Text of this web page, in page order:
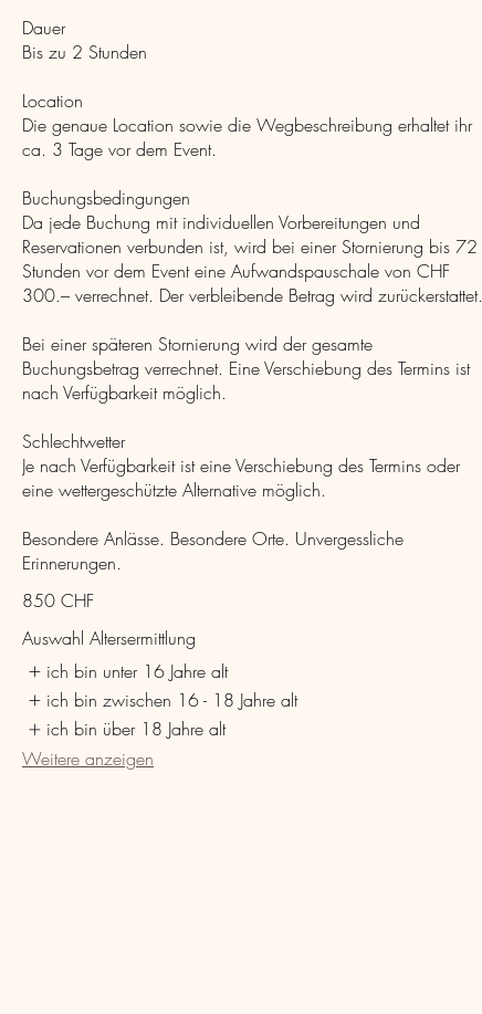
Dauer
Bis zu 2 Stunden
Location
Die genaue Location sowie die Wegbeschreibung erhaltet ihr
ca. 3 Tage vor dem Event.
Buchungsbedingungen
Da jede Buchung mit individuellen Vorbereitungen und
Reservationen verbunden ist, wird bei einer Stornierung bis 72
Stunden vor dem Event eine Aufwandspauschale von CHF
300.– verrechnet. Der verbleibende Betrag wird zurückerstattet.
Bei einer späteren Stornierung wird der gesamte
Buchungsbetrag verrechnet. Eine Verschiebung des Termins ist
nach Verfügbarkeit möglich.
Schlechtwetter
Je nach Verfügbarkeit ist eine Verschiebung des Termins oder
eine wettergeschützte Alternative möglich.
Besondere Anlässe. Besondere Orte. Unvergessliche
Erinnerungen.
850 CHF
Auswahl Altersermittlung
ich bin unter 16 Jahre alt
ich bin zwischen 16 - 18 Jahre alt
ich bin über 18 Jahre alt
Weitere anzeigen